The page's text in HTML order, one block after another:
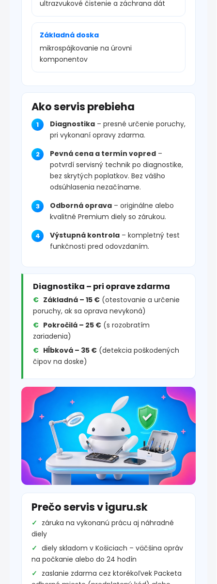
ultrazvukové čistenie a záchrana dát
Základná doska
mikrospájkovanie na úrovni
komponentov
Ako servis prebieha
Diagnostika – presné určenie poruchy,
pri vykonaní opravy zdarma.
Pevná cena a termín vopred –
potvrdí servisný technik po diagnostike,
bez skrytých poplatkov. Bez vášho
odsúhlasenia nezačíname.
Odborná oprava – originálne alebo
kvalitné Premium diely so zárukou.
Výstupná kontrola – kompletný test
funkčnosti pred odovzdaním.
Diagnostika – pri oprave zdarma
Základná – 15 € (otestovanie a určenie
poruchy, ak sa oprava nevykoná)
Pokročilá – 25 € (s rozobratím
zariadenia)
Hĺbková – 35 € (detekcia poškodených
čipov na doske)
Prečo servis v iguru.sk
záruka na vykonanú prácu aj náhradné
diely
diely skladom v Košiciach – väčšina opráv
na počkanie alebo do 24 hodín
zaslanie zdarma cez ktorékoľvek Packeta